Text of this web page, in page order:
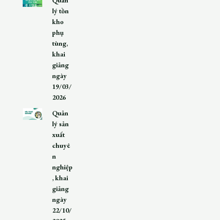
lý tồn
kho
phụ
tùng,
khai
giảng
ngày
19/03/
2026
Quản
lý sản
xuất
chuyê
n
nghiệp
, khai
giảng
ngày
22/10/